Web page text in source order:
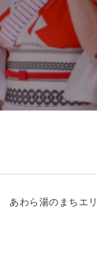
あわら湯のまちエ